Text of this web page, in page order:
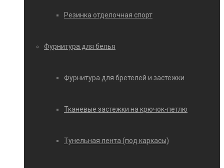
Резинка отделочная спорт
Фурнитура для белья
Фурнитура для бретелей и застежки
Тканевые застежки на крючок-петлю
Тунельная лента (под каркасы)